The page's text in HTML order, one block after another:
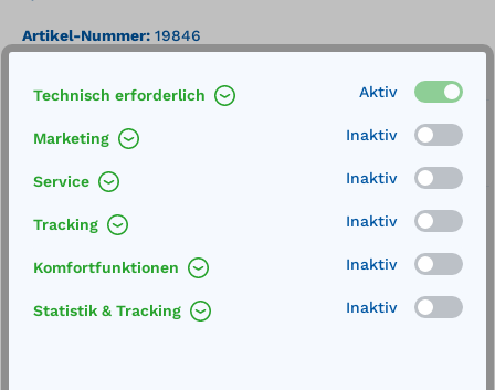
Artikel-Nummer: 19846
Zertifizierte Qualität
Beschreibung
Technisch erforderlich Aktiv
Marketing Inaktiv
Service Inaktiv
Tracking Inaktiv
Komfortfunktionen Inaktiv
Statistik & Tracking Inaktiv